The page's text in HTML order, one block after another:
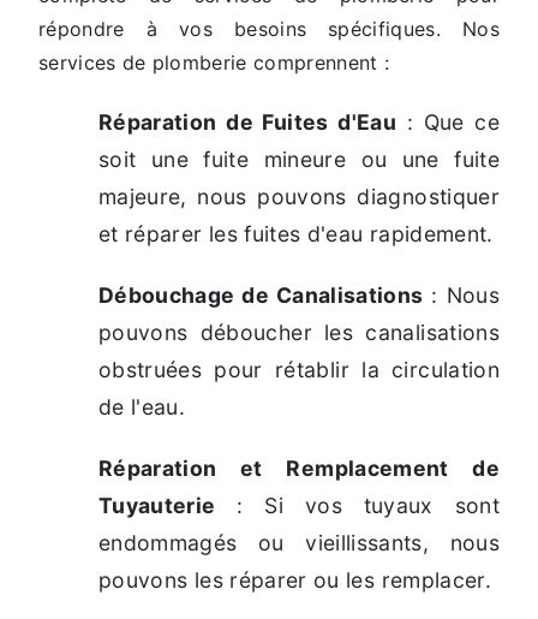
répondre à vos besoins spécifiques. Nos
services de plomberie comprennent :
Réparation de Fuites d'Eau : Que ce
soit une fuite mineure ou une fuite
majeure, nous pouvons diagnostiquer
et réparer les fuites d'eau rapidement.
Débouchage de Canalisations : Nous
pouvons déboucher les canalisations
obstruées pour rétablir la circulation
de l'eau.
Réparation et Remplacement de
Tuyauterie : Si vos tuyaux sont
endommagés ou vieillissants, nous
pouvons les réparer ou les remplacer.